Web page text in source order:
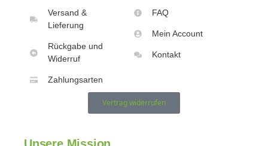
Versand &
Lieferung
Rückgabe und
Widerruf
Zahlungsarten
FAQ
Mein Account
Kontakt
Vertrag widerrufen